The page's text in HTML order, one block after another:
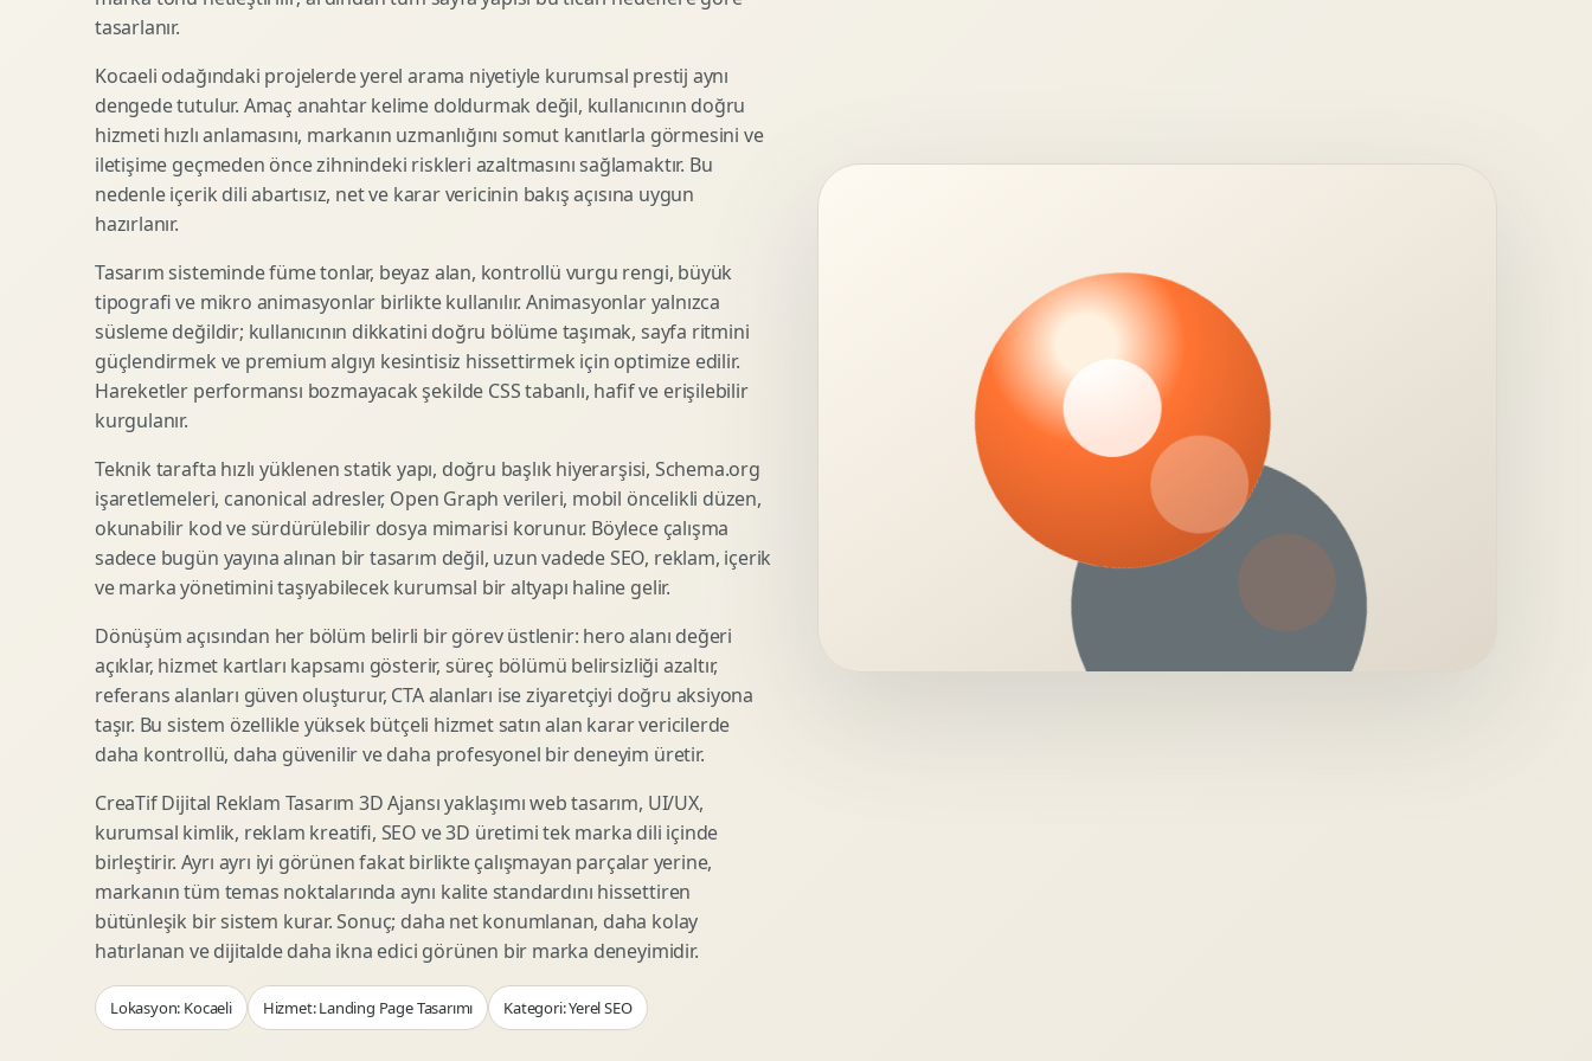
SEO Icerik Stratejisi
Schema Markup Optimizasyonu 3D Lansman Filmi Teknik Modelleme
Premium Ambalaj Tasarimi
Etiket Tasarimi
Kutu Tasarimi
Raf Gorunurlugu
Gida Ambalaj Tasarimi
Kozmetik Ambalaj Tasarimi
E Ticaret Kutu Tasarimi
Ambalaj Mockup Tasarimi
Afis Tasarimi
Brosur Tasarimi
Sunum Tasarimi
Katalog Tasarimi
Infografik Tasarimi
Fuaye Gorsel Tasarimi
Kurumsal Ilan Tasarimi
Marka Stratejisi
Marka Konumlandirma
Rekabet Analizi
Hedef Kitle Analizi
Marka Mimarisi
Deger Onerisi Tasarimi
Pazara Giris Stratejisi
Shopify Tasarim
Woocommerce Tasarim
Eticaret UX Optimizasyonu
Kategori Sayfasi Tasarimi
Sepet Odeme UX
Eticaret SEO Altyapisi
Lead Generation Landing Page
Reklam Landing Page
Webinar Landing Page
App Landing Page
Form Optimizasyonu
Sales Page Tasarimi
Display Banner Tasarimi
Video Reklam Kreatifi
Outdoor Reklam Tasarimi
Performans Kreatif Seti
Story Reklam Tasarimi
Statik Reklam Gorseli
Motion Banner Tasarimi
Logo Animasyonu
Mikro Animasyon Tasarimi
Reklam Motion Video
Arayuz Animasyonu
Sosyal Medya Motion
Webgl Deneyim Tasarimi
AI Gorsel Konsept
No Code Prototip
Veri Gorsellestirme
tasarlanır.
Kocaeli odağındaki projelerde yerel arama niyetiyle kurumsal prestij aynı
dengede tutulur. Amaç anahtar kelime doldurmak değil, kullanıcının doğru
hizmeti hızlı anlamasını, markanın uzmanlığını somut kanıtlarla görmesini ve
iletişime geçmeden önce zihnindeki riskleri azaltmasını sağlamaktır. Bu
nedenle içerik dili abartısız, net ve karar vericinin bakış açısına uygun
hazırlanır.
Tasarım sisteminde füme tonlar, beyaz alan, kontrollü vurgu rengi, büyük
tipografi ve mikro animasyonlar birlikte kullanılır. Animasyonlar yalnızca
süsleme değildir; kullanıcının dikkatini doğru bölüme taşımak, sayfa ritmini
güçlendirmek ve premium algıyı kesintisiz hissettirmek için optimize edilir.
Hareketler performansı bozmayacak şekilde CSS tabanlı, hafif ve erişilebilir
kurgulanır.
Teknik tarafta hızlı yüklenen statik yapı, doğru başlık hiyerarşisi, Schema.org
işaretlemeleri, canonical adresler, Open Graph verileri, mobil öncelikli düzen,
okunabilir kod ve sürdürülebilir dosya mimarisi korunur. Böylece çalışma
sadece bugün yayına alınan bir tasarım değil, uzun vadede SEO, reklam, içerik
ve marka yönetimini taşıyabilecek kurumsal bir altyapı haline gelir.
Dönüşüm açısından her bölüm belirli bir görev üstlenir: hero alanı değeri
açıklar, hizmet kartları kapsamı gösterir, süreç bölümü belirsizliği azaltır,
referans alanları güven oluşturur, CTA alanları ise ziyaretçiyi doğru aksiyona
taşır. Bu sistem özellikle yüksek bütçeli hizmet satın alan karar vericilerde
daha kontrollü, daha güvenilir ve daha profesyonel bir deneyim üretir.
CreaTif Dijital Reklam Tasarım 3D Ajansı yaklaşımı web tasarım, UI/UX,
kurumsal kimlik, reklam kreatifi, SEO ve 3D üretimi tek marka dili içinde
birleştirir. Ayrı ayrı iyi görünen fakat birlikte çalışmayan parçalar yerine,
markanın tüm temas noktalarında aynı kalite standardını hissettiren
bütünleşik bir sistem kurar. Sonuç; daha net konumlanan, daha kolay
hatırlanan ve dijitalde daha ikna edici görünen bir marka deneyimidir.
Lokasyon: Kocaeli Hizmet: Landing Page Tasarımı Kategori: Yerel SEO